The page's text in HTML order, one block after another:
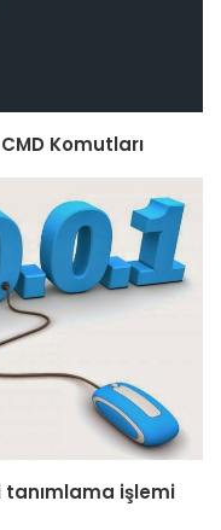
Komutları
tanımlama işlemi